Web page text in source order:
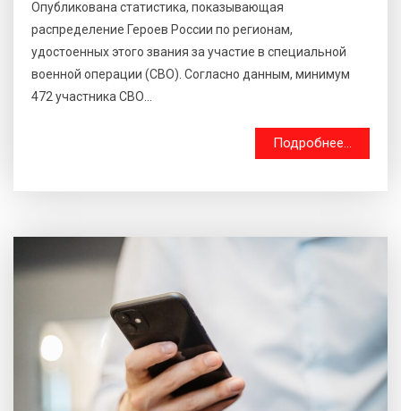
Опубликована статистика, показывающая
распределение Героев России по регионам,
удостоенных этого звания за участие в специальной
военной операции (СВО). Согласно данным, минимум
472 участника СВО...
Подробнее...